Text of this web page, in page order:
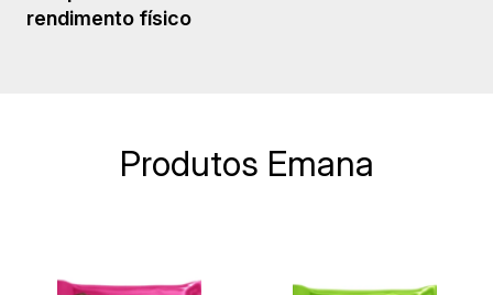
rendimento físico
Produtos Emana